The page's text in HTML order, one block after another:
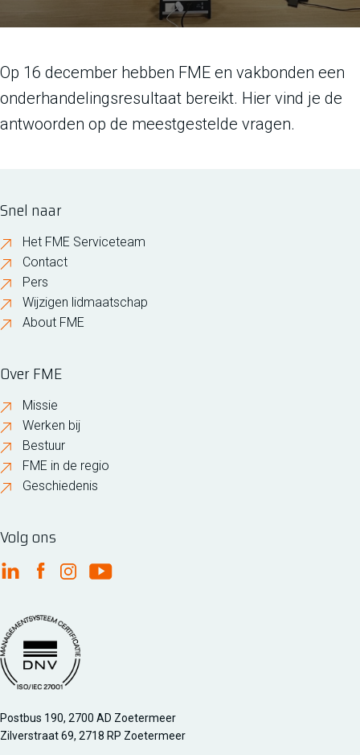
Op 16 december hebben FME en vakbonden een
onderhandelingsresultaat bereikt. Hier vind je de
antwoorden op de meestgestelde vragen.
Snel naar
Het FME Serviceteam
Contact
Pers
Wijzigen lidmaatschap
About FME
Over FME
Missie
Werken bij
Bestuur
FME in de regio
Geschiedenis
Volg ons
FME Linkedin
FME Facebook
FME Instagram
FME Youtube
Managementsyteem certificatie DNV iso/iec 27001
Postbus 190, 2700 AD Zoetermeer
Zilverstraat 69, 2718 RP Zoetermeer